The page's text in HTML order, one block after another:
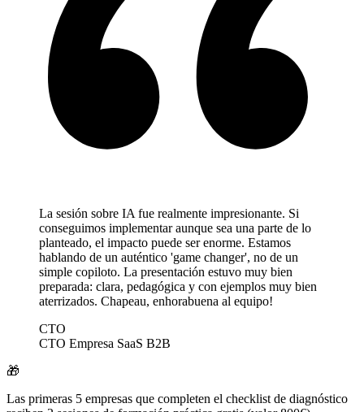
La sesión sobre IA fue realmente impresionante. Si
conseguimos implementar aunque sea una parte de lo
planteado, el impacto puede ser enorme. Estamos
hablando de un auténtico 'game changer', no de un
simple copiloto. La presentación estuvo muy bien
preparada: clara, pedagógica y con ejemplos muy bien
aterrizados. Chapeau, enhorabuena al equipo!
CTO
CTO Empresa SaaS B2B
🎁
Las primeras 5 empresas que completen el checklist de diagnóstico